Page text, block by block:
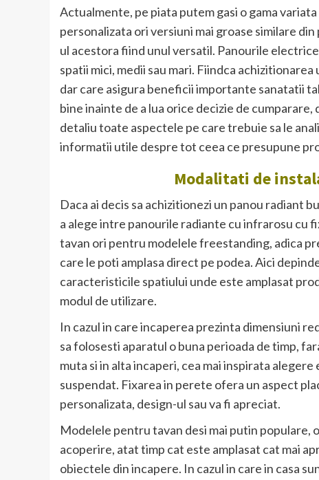
Actualmente, pe piata putem gasi o gama
personalizata ori versiuni mai groase similare
ul acestora fiind unul versatil. Panourile
spatii mici, medii sau mari. Fiindca
dar care asigura beneficii importante sanatatii
bine inainte de a lua orice decizie de
detaliu toate aspectele pe care trebuie sa le
informatii utile despre tot ceea ce presupune
Modalitati de
Daca ai decis sa achizitionezi un panou radiant
a alege intre panourile radiante cu infrarosu cu
tavan ori pentru modelele freestanding, adica
care le poti amplasa direct pe podea. Aici
caracteristicile spatiului unde este amplasat
modul de utilizare.
In cazul in care incaperea prezinta dimensiuni
sa folosesti aparatul o buna perioada de timp,
muta si in alta incaperi, cea mai inspirata
suspendat. Fixarea in perete ofera un aspect
personalizata, design-ul sau va fi apreciat.
Modelele pentru tavan desi mai putin
acoperire, atat timp cat este amplasat cat mai
obiectele din incapere. In cazul in care in casa